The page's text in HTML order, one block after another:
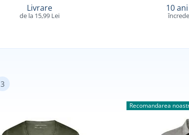
Livrare
de la 15,99 Lei
10
3
Recomandarea